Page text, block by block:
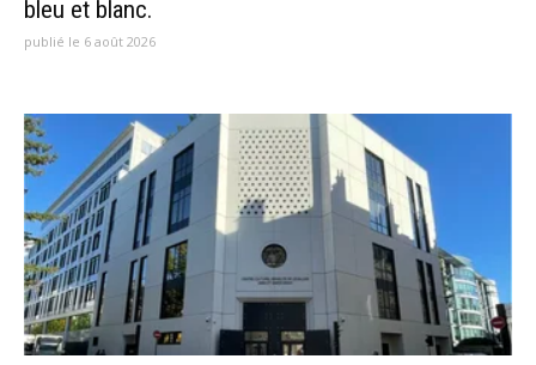
bleu et blanc.
publié le 6 août 2026